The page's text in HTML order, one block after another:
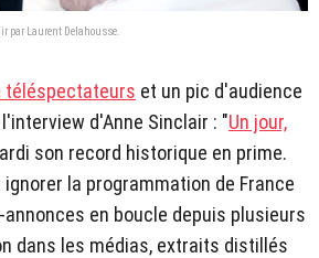
par Laurent Delahousse.
téléspectateurs et un pic d'audience
d'Anne Sinclair : "Un jour,
son record historique en prime.
la programmation de France
en boucle depuis plusieurs
dans les médias, extraits distillés